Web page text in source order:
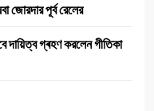
জোরদার পূর্ব রেলের
দায়িত্ব গ্ৰহণ করলেন গীতিকা